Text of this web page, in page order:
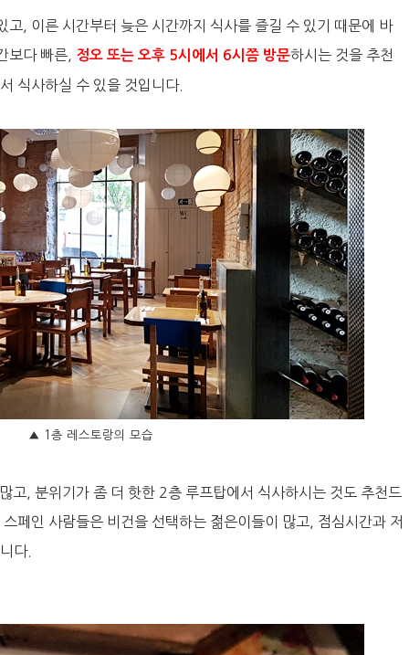
고, 이른 시간부터 늦은 시간까지 식사를 즐길 수 있기 때문에 바
보다 빠른, 정오 또는 오후 5시에서 6시쯤 방문하시는 것을 추천
식사하실 수 있을 것입니다.
▲ 1층 레스토랑의 모습
고, 분위기가 좀 더 핫한 2층 루프탑에서 식사하시는 것도 추천드
페인 사람들은 비건을 선택하는 젊은이들이 많고, 점심시간과 저
다.